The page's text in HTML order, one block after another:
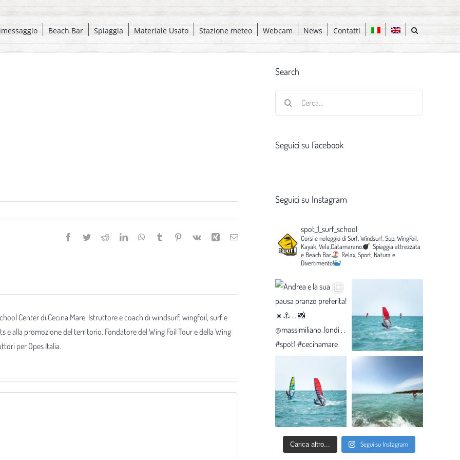
Beach Bar Spiaggia Materiale Usato Stazione meteo Webcam News Contatti
Facebook
TwitterRedditLinkedInWhatsApp
Tumblr Pinterest
Vk Xing Email
Center di Cecina Mare. Istruttore e coach di windsurf, wingfoil, surf e
e alla promozione del territorio. Fondatore del Wing Foil Tour e della Wing
per Opes Italia.
Search
Seguici su Facebook
Seguici su Instagram
spot_1_surf_school
Corsi e noleggio di Surf, Windsurf, Sup, WingFoil,
Kayak, Vela,Catamarano.
Spiaggia attrezzata
e Beach Bar.
Relax, Sport, Natura e
Divertimento!
Carica altro... Segui su Instagram